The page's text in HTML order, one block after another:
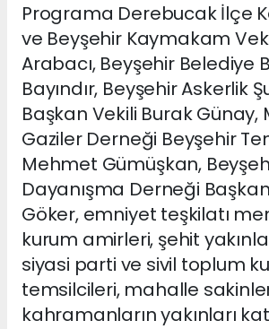
Programa Derebucak İlçe
ve Beyşehir Kaymakam
Arabacı, Beyşehir Belediye
Bayındır, Beyşehir Askerlik
Başkan Vekili Burak Günay,
Gaziler Derneği Beyşehir
Mehmet Gümüşkan,
Dayanışma Derneği
Göker, emniyet teşkilatı
kurum amirleri, şehit
siyasi parti ve sivil toplum
temsilcileri, mahalle
kahramanların yakınları